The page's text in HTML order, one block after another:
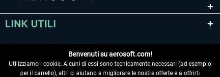
LINK UTILI
Benvenuti su aerosoft.com!
Utilizziamo i cookie. Alcuni di essi sono tecnicamente necessari (ad esempio
per il carrello), altri ci aiutano a migliorare le nostre offerte e a offrirti